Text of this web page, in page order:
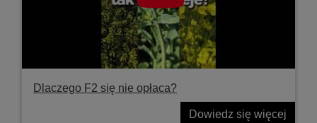
Dlaczego F2 się nie opłaca?
Dowiedz się więcej